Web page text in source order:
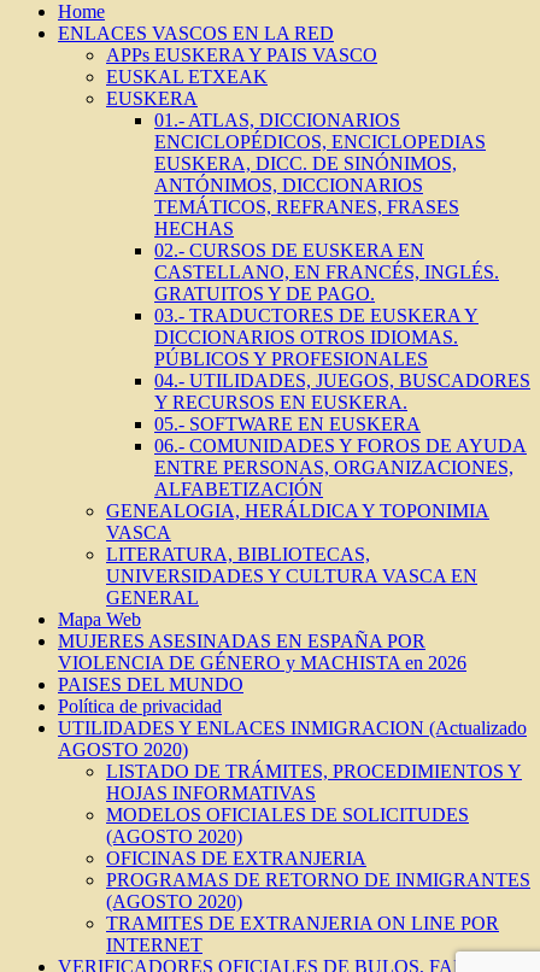
Home
ENLACES VASCOS EN LA RED
APPs EUSKERA Y PAIS VASCO
EUSKAL ETXEAK
EUSKERA
01.- ATLAS, DICCIONARIOS
ENCICLOPÉDICOS, ENCICLOPEDIAS
EUSKERA, DICC. DE SINÓNIMOS,
ANTÓNIMOS, DICCIONARIOS
TEMÁTICOS, REFRANES, FRASES
HECHAS
02.- CURSOS DE EUSKERA EN
CASTELLANO, EN FRANCÉS, INGLÉS.
GRATUITOS Y DE PAGO.
03.- TRADUCTORES DE EUSKERA Y
DICCIONARIOS OTROS IDIOMAS.
PÚBLICOS Y PROFESIONALES
04.- UTILIDADES, JUEGOS, BUSCADORES
Y RECURSOS EN EUSKERA.
05.- SOFTWARE EN EUSKERA
06.- COMUNIDADES Y FOROS DE AYUDA
ENTRE PERSONAS, ORGANIZACIONES,
ALFABETIZACIÓN
GENEALOGIA, HERÁLDICA Y TOPONIMIA
VASCA
LITERATURA, BIBLIOTECAS,
UNIVERSIDADES Y CULTURA VASCA EN
GENERAL
Mapa Web
MUJERES ASESINADAS EN ESPAÑA POR
VIOLENCIA DE GÉNERO y MACHISTA en 2026
PAISES DEL MUNDO
Política de privacidad
UTILIDADES Y ENLACES INMIGRACION (Actualizado
AGOSTO 2020)
LISTADO DE TRÁMITES, PROCEDIMIENTOS Y
HOJAS INFORMATIVAS
MODELOS OFICIALES DE SOLICITUDES
(AGOSTO 2020)
OFICINAS DE EXTRANJERIA
PROGRAMAS DE RETORNO DE INMIGRANTES
(AGOSTO 2020)
TRAMITES DE EXTRANJERIA ON LINE POR
INTERNET
VERIFICADORES OFICIALES DE BULOS, FAKES,